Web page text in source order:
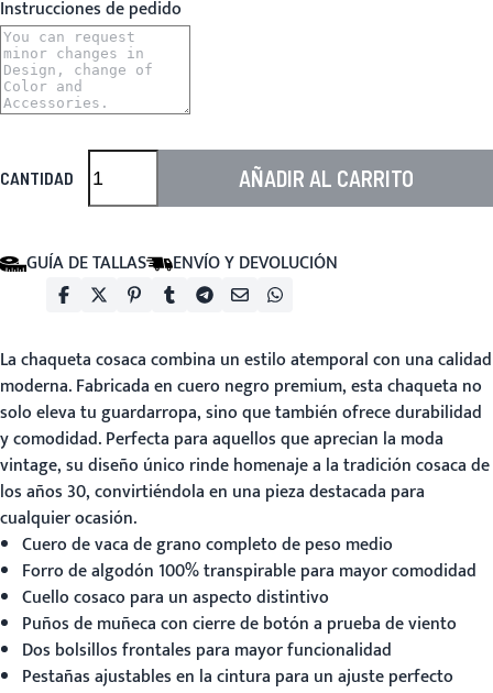
Instrucciones de pedido
CANTIDAD AÑADIR AL CARRITO
GUÍA DE TALLAS ENVÍO Y DEVOLUCIÓN
Lachaqueta cosacacombina un estilo atemporal con una calidad
moderna. Fabricada en cuero negro premium, esta chaqueta no
solo eleva tu guardarropa, sino que también ofrece durabilidad
y comodidad. Perfecta para aquellos que aprecian la moda
vintage, su diseño único rinde homenaje a la tradición cosaca de
los años 30, convirtiéndola en una pieza destacada para
cualquier ocasión.
Cuero de vaca de grano completo de peso medio
Forro de algodón 100% transpirable para mayor comodidad
Cuello cosaco para un aspecto distintivo
Puños de muñeca con cierre de botón a prueba de viento
Dos bolsillos frontales para mayor funcionalidad
Pestañas ajustables en la cintura para un ajuste perfecto